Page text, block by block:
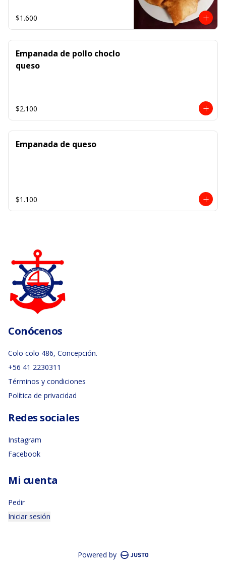
$1.600
Empanada de pollo choclo
queso
$2.100
Empanada de queso
$1.100
Conócenos
Colo colo 486, Concepción.
+56 41 2230311
Términos y condiciones
Política de privacidad
Redes sociales
Instagram
Facebook
Mi cuenta
Pedir
Iniciar sesión
Powered by